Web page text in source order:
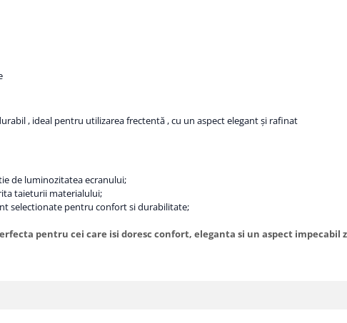
, ideal pentru utilizarea frectentă , cu un aspect elegant și rafinat
de luminozitatea ecranului;
taieturii materialului;
selectionate pentru confort si durabilitate;
pentru cei care isi doresc confort, eleganta si un aspect impecabil